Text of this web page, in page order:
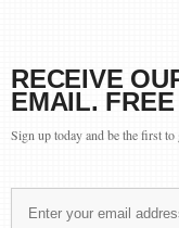
RECEIVE
EMAIL.
Sign up today and be the first